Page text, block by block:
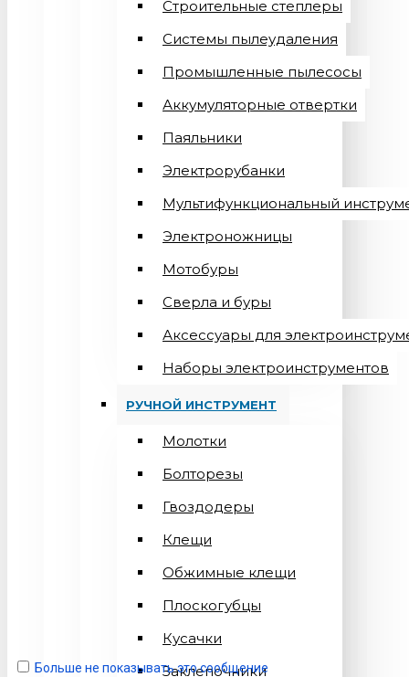
Строительные степлеры
Системы пылеудаления
Промышленные пылесосы
Аккумуляторные отвертки
Паяльники
Электрорубанки
Мультифункциональный
Электроножницы
Мотобуры
Сверла и буры
Аксессуары для
Наборы электроинструментов
РУЧНОЙ ИНСТРУМЕНТ
Молотки
Болторезы
Гвоздодеры
Клещи
Обжимные клещи
Плоскогубцы
Кусачки
Заклепочники
Больше не показывать это сообщение